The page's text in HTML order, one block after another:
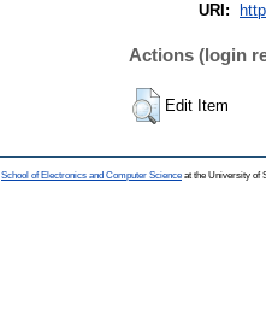
URI:
Actions (login
Edit Item
School of Electronics and Computer Science at the University of